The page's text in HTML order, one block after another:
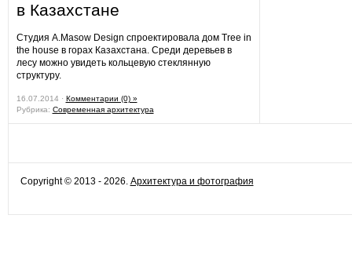
в Казахстане
Студия A.Masow Design спроектировала дом Tree in
the house в горах Казахстана. Среди деревьев в
лесу можно увидеть кольцевую стеклянную
структуру.
16.07.2014 · Комментарии (0) »
Рубрика: Современная архитектура
Copyright © 2013 - 2026. Архитектура и фотография